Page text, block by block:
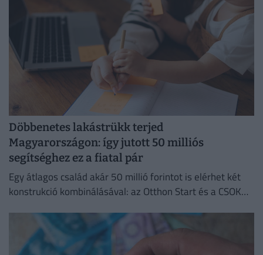
Döbbenetes lakástrükk terjed
Magyarországon: így jutott 50 milliós
segítséghez ez a fiatal pár
Egy átlagos család akár 50 millió forintot is elérhet két
konstrukció kombinálásával: az Otthon Start és a CSOK